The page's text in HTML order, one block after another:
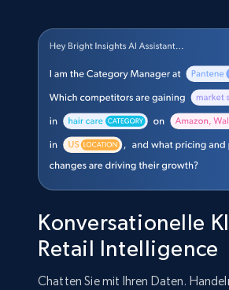
Konversationelle
Retail Intelligence
Chatten Sie mit Ihren Daten.